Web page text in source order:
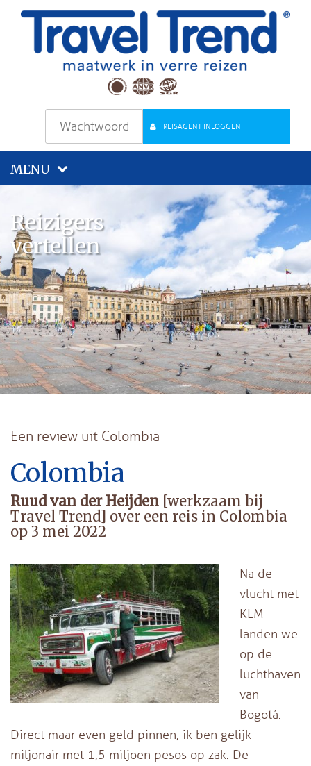
REISAGENT INLOGGEN
MENU
Reizigers
vertellen
Een review uit Colombia
Colombia
Ruud van der Heijden [werkzaam bij
Travel Trend] over een reis in Colombia
op 3 mei 2022
Na de
vlucht met
KLM
landen we
op de
luchthaven
van
Bogotá.
Direct maar even geld pinnen, ik ben gelijk
miljonair met 1,5 miljoen pesos op zak. De